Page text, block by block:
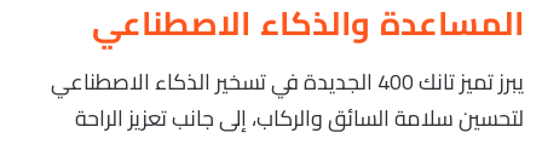
المساعدة والذكاء الاصطناعي
يبرز تميز تانك 400 الجديدة في تسخير الذكاء الاصطناعي
لتحسين سلامة السائق والركاب، إلى جانب تعزيز الراحة